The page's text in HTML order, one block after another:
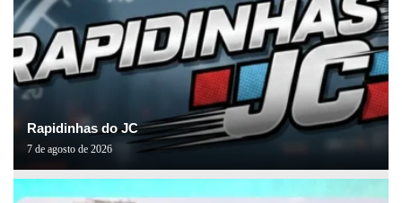
Rapidinhas do JC
7 de agosto de 2026